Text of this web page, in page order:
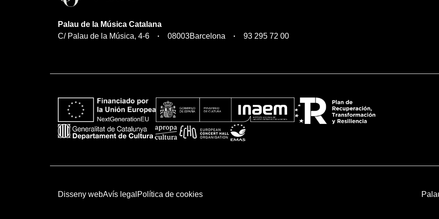
Palau de la Música Catalana
C/ Palau de la Música, 4-6
08003Barcelona 93 295 72 00
Disseny webAvís legal Política de cookies